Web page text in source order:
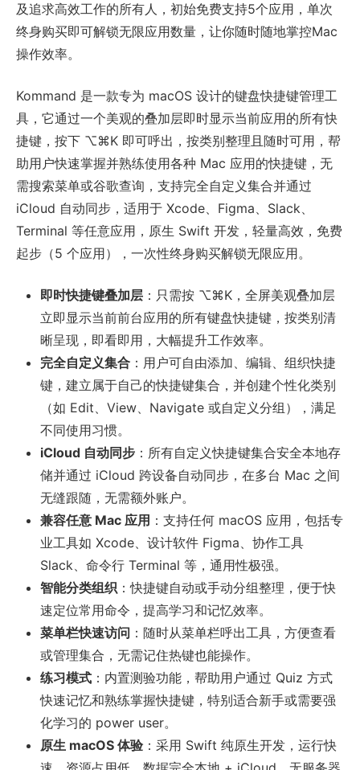
及追求高效工作的所有人，初始免费支持5个应用，单次
终身购买即可解锁无限应用数量，让你随时随地掌控Mac
操作效率。
Kommand 是一款专为 macOS 设计的键盘快捷键管理工
具，它通过一个美观的叠加层即时显示当前应用的所有快
捷键，按下 ⌥⌘K 即可呼出，按类别整理且随时可用，帮
助用户快速掌握并熟练使用各种 Mac 应用的快捷键，无
需搜索菜单或谷歌查询，支持完全自定义集合并通过
iCloud 自动同步，适用于 Xcode、Figma、Slack、
Terminal 等任意应用，原生 Swift 开发，轻量高效，免费
起步（5 个应用），一次性终身购买解锁无限应用。
即时快捷键叠加层 ：只需按 ⌥⌘K，全屏美观叠加层
立即显示当前前台应用的所有键盘快捷键，按类别清
晰呈现，即看即用，大幅提升工作效率。
完全自定义集合 ：用户可自由添加、编辑、组织快捷
键，建立属于自己的快捷键集合，并创建个性化类别
（如 Edit、View、Navigate 或自定义分组），满足
不同使用习惯。
iCloud 自动同步 ：所有自定义快捷键集合安全本地存
储并通过 iCloud 跨设备自动同步，在多台 Mac 之间
无缝跟随，无需额外账户。
兼容任意 Mac 应用 ：支持任何 macOS 应用，包括专
业工具如 Xcode、设计软件 Figma、协作工具
Slack、命令行 Terminal 等，通用性极强。
智能分类组织 ：快捷键自动或手动分组整理，便于快
速定位常用命令，提高学习和记忆效率。
菜单栏快速访问 ：随时从菜单栏呼出工具，方便查看
或管理集合，无需记住热键也能操作。
练习模式 ：内置测验功能，帮助用户通过 Quiz 方式
快速记忆和熟练掌握快捷键，特别适合新手或需要强
化学习的 power user。
原生 macOS 体验 ：采用 Swift 纯原生开发，运行快